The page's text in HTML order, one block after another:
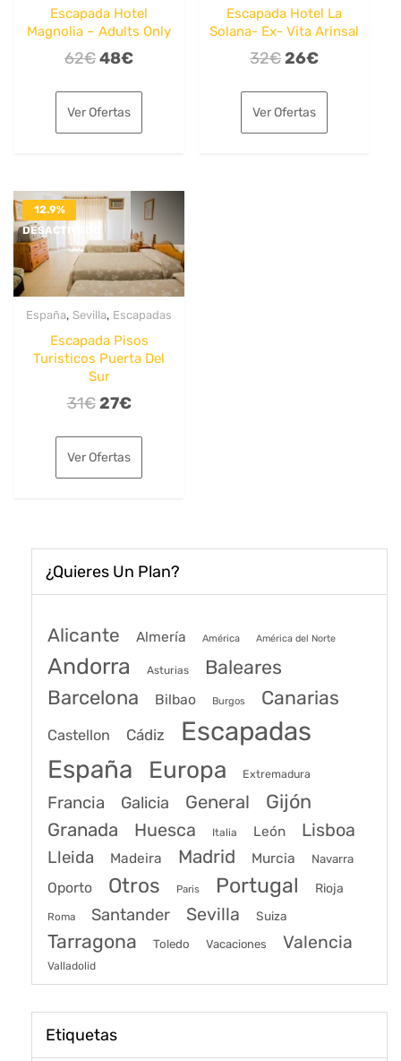
Escapada Hotel
Magnolia – Adults Only
62€El
original
era:
48€El
es:
Ver Ofertas
Escapada Hotel La
Solana- Ex- Vita Arinsal
32€El
original
era:
26€El
es:
Ver Ofertas
12.9%
DESACTIVADO
España, Sevilla, Escapadas
Escapada Pisos
Turisticos Puerta Del
Sur
31€ El
original
era:
27€El
es:
Ver Ofertas
¿Quieres Un Plan?
Alicante Almería América América del Norte
Andorra Asturias Baleares
Barcelona Bilbao Burgos Canarias
Castellon Cádiz Escapadas
España Europa Extremadura
Francia Galicia General Gijón
Granada Huesca Italia León Lisboa
Lleida Madeira Madrid Murcia Navarra
Oporto Otros Paris Portugal Rioja
Roma Santander Sevilla Suiza
Tarragona Toledo Vacaciones Valencia
Valladolid
Etiquetas